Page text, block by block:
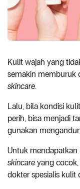
Kulit wajah yang
semakin memburuk
skincare.
Lalu, bila kondisi
perih, bisa menjadi
gunakan
Untuk
skincare yang
dokter spesialis kulit